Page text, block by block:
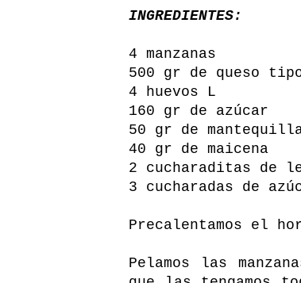
INGREDIENTES:
4 manzanas
500 gr de queso
4 huevos L
160 gr de azúcar
50 gr de
40 gr de maicena
2 cucharaditas de
3 cucharadas de
Precalentamos el
Pelamos las